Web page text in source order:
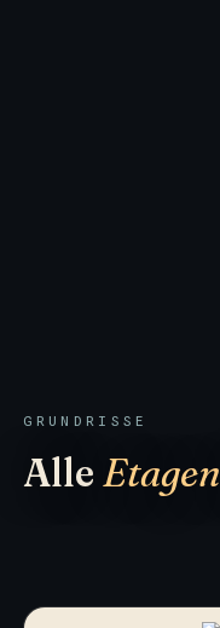
GRUNDRISSE
AlleEtagen